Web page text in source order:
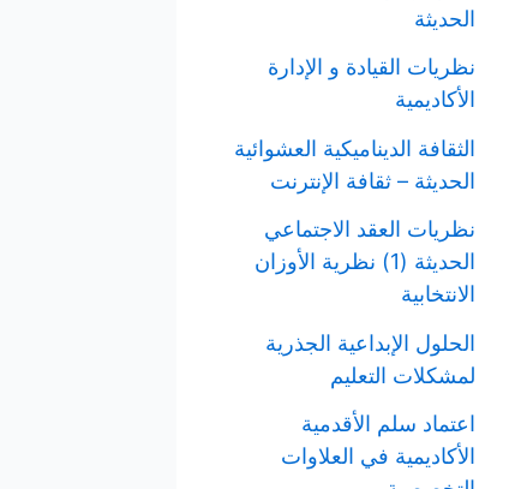
الحديثة
نظريات القيادة و الإدارة
الأكاديمية
الثقافة الديناميكية العشوائية
الحديثة – ثقافة الإنترنت
نظريات العقد الاجتماعي
الحديثة (1) نظرية الأوزان
الانتخابية
الحلول الإبداعية الجذرية
لمشكلات التعليم
اعتماد سلم الأقدمية
الأكاديمية في العلاوات